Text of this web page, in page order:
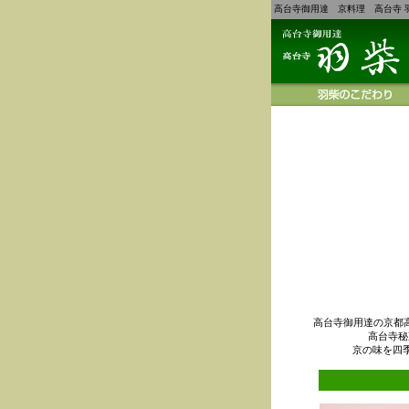
高台寺御用達 京料理 高台寺
高台寺御用達の京都
高台寺
京の味を四